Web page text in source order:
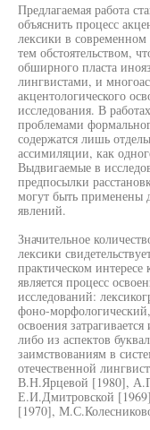
Предлагаемая работа
объяснить процесс
лексики в
тем обстоятельством,
обширного пласта
лингвистами, и
акцентологического
исследования. В
проблемами
содержатся лишь
ассимиляции, как
Выдвигаемые в
предпосылки
могут быть применены
явлений.
Значительное
лексики
практическом
является процесс
исследований:
фоно-
освоения
либо из аспектов
заимствованиям в
отечественной
В.Н.Ярцевой [1980],
Е.И.Дмитровской
[1970],